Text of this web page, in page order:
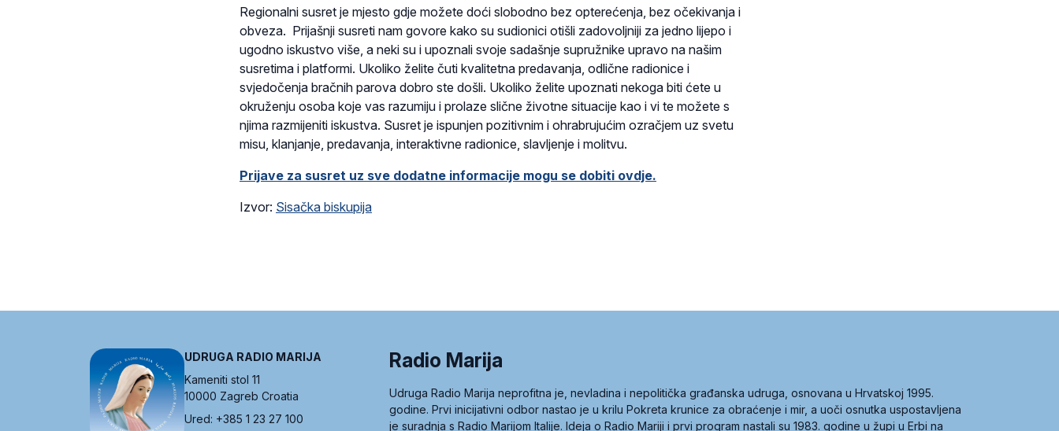
Regionalni susret je mjesto gdje možete doći slobodno bez opterećenja, bez očekivanja i
obveza. Prijašnji susreti nam govore kako su sudionici otišli zadovoljniji za jedno lijepo i
ugodno iskustvo više, a neki su i upoznali svoje sadašnje supružnike upravo na našim
susretima i platformi. Ukoliko želite čuti kvalitetna predavanja, odlične radionice i
svjedočenja bračnih parova dobro ste došli. Ukoliko želite upoznati nekoga biti ćete u
okruženju osoba koje vas razumiju i prolaze slične životne situacije kao i vi te možete s
njima razmijeniti iskustva. Susret je ispunjen pozitivnim i ohrabrujućim ozračjem uz svetu
misu, klanjanje, predavanja, interaktivne radionice, slavljenje i molitvu.
Prijave za susret uz sve dodatne informacije mogu se dobiti ovdje.
Izvor: Sisačka biskupija
UDRUGA RADIO MARIJA
Kameniti stol 11
10000 Zagreb Croatia
Ured: +385 1 23 27 100
Radio Marija
Udruga Radio Marija neprofitna je, nevladina i nepolitička građanska udruga, osnovana u Hrvatskoj 1995.
godine. Prvi inicijativni odbor nastao je u krilu Pokreta krunice za obraćenje i mir, a uoči osnutka uspostavljena
je suradnja s Radio Marijom Italije. Ideja o Radio Mariji i prvi program nastali su 1983. godine u župi u Erbi na